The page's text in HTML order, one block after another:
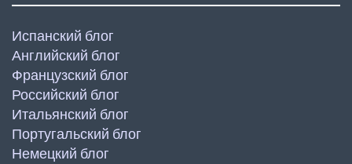
Испанский блог
Английский блог
Французский блог
Российский блог
Итальянский блог
Португальский блог
Немецкий блог